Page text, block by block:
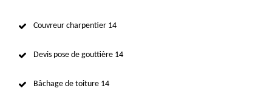
Couvreur charpentier 14
Devis pose de gouttière 14
Bâchage de toiture 14